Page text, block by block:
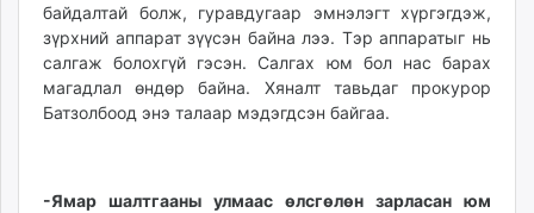
байдалтай болж, гуравдугаар эмнэлэгт хүргэгдэж,
зүрхний аппарат зүүсэн байна лээ. Тэр аппаратыг нь
салгаж болохгүй гэсэн. Салгах юм бол нас барах
магадлал өндөр байна. Хяналт тавьдаг прокурор
Батзолбоод энэ талаар мэдэгдсэн байгаа.
-Ямар шалтгааны улмаас өлсгөлөн зарласан юм